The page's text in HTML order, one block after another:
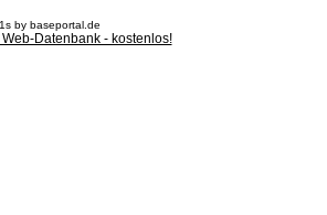
by baseportal.de
Datenbank - kostenlos!